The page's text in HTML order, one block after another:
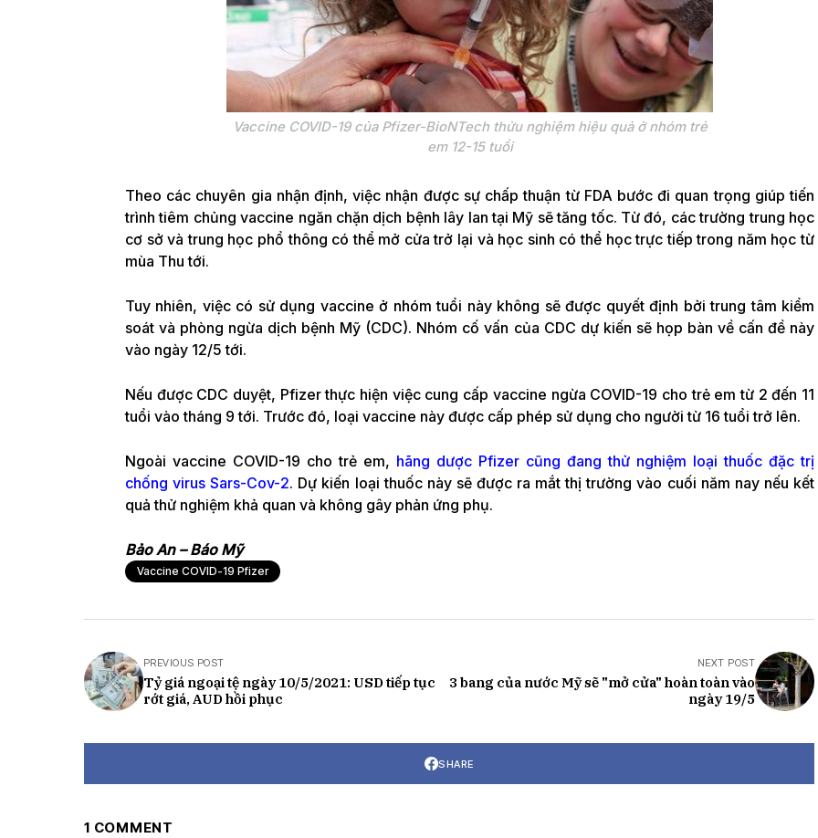
Vaccine COVID-19 của Pfizer-BioNTech thửu nghiệm hiệu quả ở nhóm trẻ
em 12-15 tuổi
Theo các chuyên gia nhận định, việc nhận được sự chấp thuận từ FDA bước đi quan trọng giúp tiến
trình tiêm chủng vaccine ngăn chặn dịch bệnh lây lan tại Mỹ sẽ tăng tốc. Từ đó, các trường trung học
cơ sở và trung học phổ thông có thể mở cửa trở lại và học sinh có thể học trực tiếp trong năm học từ
mùa Thu tới.
Tuy nhiên, việc có sử dụng vaccine ở nhóm tuổi này không sẽ được quyết định bởi trung tâm kiểm
soát và phòng ngừa dịch bệnh Mỹ (CDC). Nhóm cố vấn của CDC dự kiến sẽ họp bàn về cấn đề này
vào ngày 12/5 tới.
Nếu được CDC duyệt, Pfizer thực hiện việc cung cấp vaccine ngừa COVID-19 cho trẻ em từ 2 đến 11
tuổi vào tháng 9 tới. Trước đó, loại vaccine này được cấp phép sử dụng cho người từ 16 tuổi trở lên.
Ngoài vaccine COVID-19 cho trẻ em, hãng dược Pfizer cũng đang thử nghiệm loại thuốc đặc trị
chống virus Sars-Cov-2. Dự kiến loại thuốc này sẽ được ra mắt thị trường vào cuối năm nay nếu kết
quả thử nghiệm khả quan và không gây phản ứng phụ.
Bảo An – Báo Mỹ
Vaccine COVID-19 Pfizer
PREVIOUS POST
Tỷ giá ngoại tệ ngày 10/5/2021: USD tiếp tục
rớt giá, AUD hồi phục
NEXT POST
3 bang của nước Mỹ sẽ "mở cửa" hoàn toàn vào
ngày 19/5
SHARE
1 COMMENT